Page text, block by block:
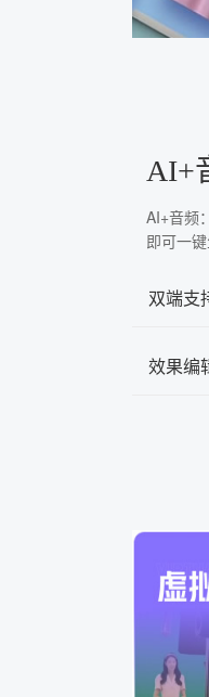
AI+
AI+音频
即可一
双端支
效果编